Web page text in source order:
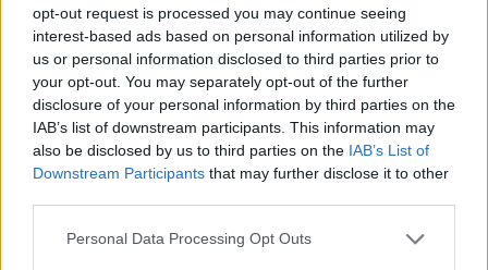
opt-out request is processed you may continue seeing
interest-based ads based on personal information utilized by
us or personal information disclosed to third parties prior to
your opt-out. You may separately opt-out of the further
disclosure of your personal information by third parties on the
IAB’s list of downstream participants. This information may
also be disclosed by us to third parties on the IAB’s List of
Downstream Participants that may further disclose it to other
Personal Data Processing Opt Outs
mivel időközben sem a Farkas (aki a
Deadpool & Wolverine magyar
fordításában végre megkapta az őt
megillető Rozsomák nevet, az eddig
helyett) eredettörténetét folytató The